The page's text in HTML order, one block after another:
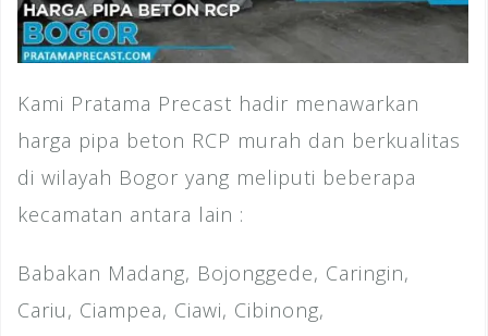
Kami Pratama Precast hadir menawarkan
harga pipa beton RCP murah dan berkualitas
di wilayah Bogor yang meliputi beberapa
kecamatan antara lain :
Babakan Madang, Bojonggede, Caringin,
Cariu, Ciampea, Ciawi, Cibinong,